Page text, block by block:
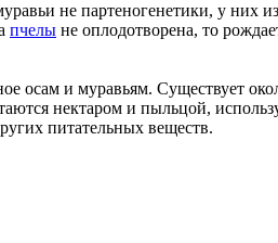
не партеногенетики, у них из
пчелы не оплодотворена, то
осам и муравьям. Существует
нектаром и пыльцой,
питательных веществ.